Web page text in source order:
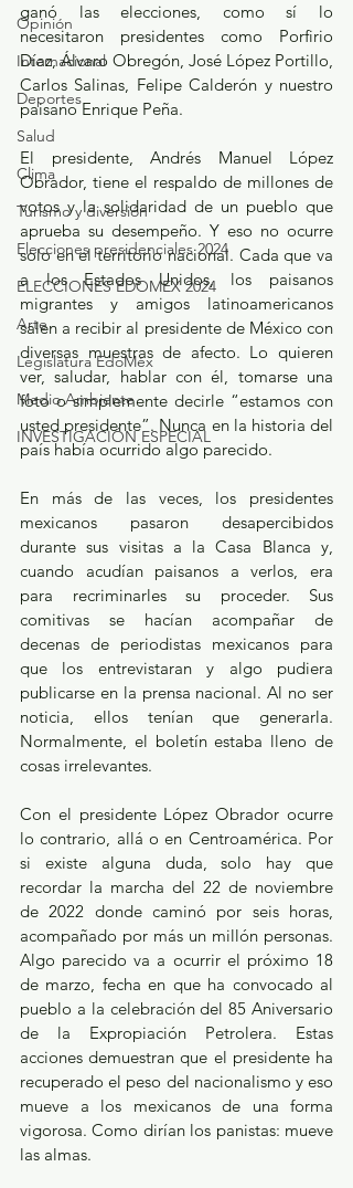
Opinión
Internacional
Deportes
Salud
Clima
Turismo y diversión
Elecciones presidenciales 2024
ELECCIONES EDOMEX 2024
Arte
Legislatura EdoMéx
Medio Ambiente
INVESTIGACIÓN ESPECIAL
ganó las elecciones, como sí lo
necesitaron presidentes como Porfirio
Díaz, Álvaro Obregón, José López Portillo,
Carlos Salinas, Felipe Calderón y nuestro
paisano Enrique Peña.
El presidente, Andrés Manuel López
Obrador, tiene el respaldo de millones de
votos y la solidaridad de un pueblo que
aprueba su desempeño. Y eso no ocurre
solo en el territorio nacional. Cada que va
a los Estados Unidos, los paisanos
migrantes y amigos latinoamericanos
salen a recibir al presidente de México con
diversas muestras de afecto. Lo quieren
ver, saludar, hablar con él, tomarse una
foto o simplemente decirle “estamos con
usted presidente”. Nunca en la historia del
país había ocurrido algo parecido.
En más de las veces, los presidentes
mexicanos pasaron desapercibidos
durante sus visitas a la Casa Blanca y,
cuando acudían paisanos a verlos, era
para recriminarles su proceder. Sus
comitivas se hacían acompañar de
decenas de periodistas mexicanos para
que los entrevistaran y algo pudiera
publicarse en la prensa nacional. Al no ser
noticia, ellos tenían que generarla.
Normalmente, el boletín estaba lleno de
cosas irrelevantes.
Con el presidente López Obrador ocurre
lo contrario, allá o en Centroamérica. Por
si existe alguna duda, solo hay que
recordar la marcha del 22 de noviembre
de 2022 donde caminó por seis horas,
acompañado por más un millón personas.
Algo parecido va a ocurrir el próximo 18
de marzo, fecha en que ha convocado al
pueblo a la celebración del 85 Aniversario
de la Expropiación Petrolera. Estas
acciones demuestran que el presidente ha
recuperado el peso del nacionalismo y eso
mueve a los mexicanos de una forma
vigorosa. Como dirían los panistas: mueve
las almas.